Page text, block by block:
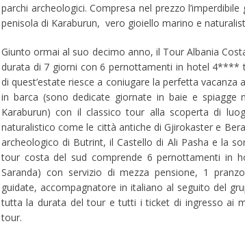
parchi archeologici. Compresa nel prezzo
penisola di Karaburun, vero gioiello marino e
Giunto ormai al suo decimo anno, il Tour Albania
durata di 7 giorni con 6 pernottamenti in hotel 4****
di quest’estate riesce a coniugare la perfetta
in barca (sono dedicate giornate in baie e spiagge
Karaburun) con il classico tour alla scoperta di
naturalistico come le città antiche di Gjirokaster e
archeologico di Butrint, il Castello di Ali Pasha e la
tour costa del sud comprende 6 pernottamenti
Saranda) con servizio di mezza pensione, 1
guidate, accompagnatore in italiano al seguito del
tutta la durata del tour e tutti i ticket di ingresso ai
tour.